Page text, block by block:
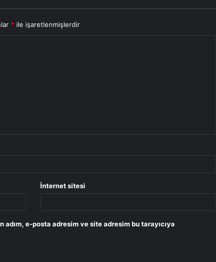
* ile işaretlenmişlerdir
İnternet sitesi
adım, e-posta adresim ve site adresim bu tarayıcıya